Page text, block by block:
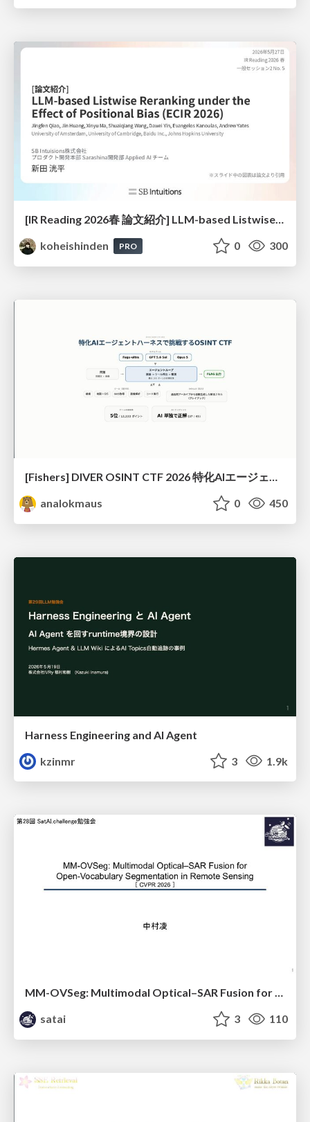
koheishinden
PRO 0 300
[Fishers] DIVER OSINT CTF 2026 特化AIエージェントハーネスで挑戦するOSINT CTF
analokmaus
0 450
Harness Engineering and Al Agent
kzinmr
3 1.9k
MM-OVSeg: Multimodal Optical–SAR Fusion for Open-Vocabulary Segmentation in Remote Sensing
satai
3 110